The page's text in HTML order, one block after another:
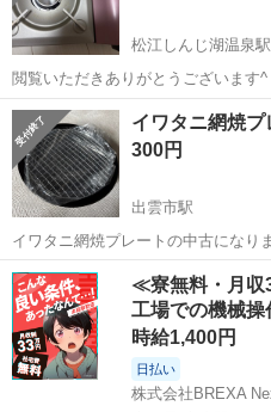
松江しんじ湖温泉駅
閲覧いただきありがとうございます
ムⅡ アルコール消毒で全体を拭いて
極わずかに盛り上がりありますが、
取引きしてくださる方優先さ...
島根 松江市 松江しんじ湖温
イワタニ網焼プ
300円
出雲市駅
イワタニ網焼プレートの中古になります 取れない傷汚れなどあ
網は新品です。 基本は取りに来て頂きます 毎週､津山市へ帰っている
ので､タイミングが合え
島根 出雲市 出雲市駅 キ
≪寮無料・月収
工場での機械
時給1,400円
日払い
株式会社BREXA